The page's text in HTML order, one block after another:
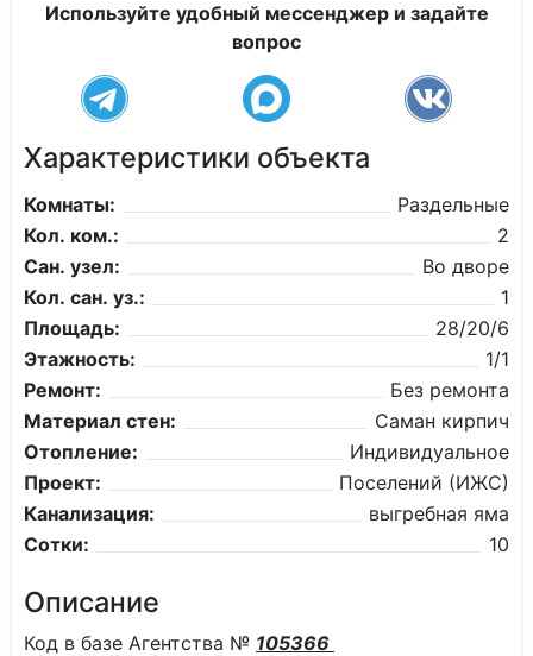
Используйте удобный мессенджер и задайте
вопрос
Характеристики объекта
Комнаты:
Раздельные
Кол. ком.:
2
Сан. узел:
Во дворе
Кол. сан. уз.:
1
Площадь:
28/20/6
Этажность:
1/1
Ремонт:
Без ремонта
Материал стен:
Саман кирпич
Отопление:
Индивидуальное
Проект:
Поселений (ИЖС)
Канализация:
выгребная яма
Сотки:
10
Описание
Код в базе Агентства № 105366